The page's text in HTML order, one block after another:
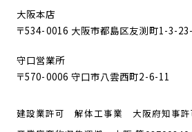
大阪本店
〒534-0016 大阪市都島区友渕町1-3-
守口営業所
〒570-0006 守口市八雲西町2-6-11
建設業許可 解体工事業 大阪府知事許